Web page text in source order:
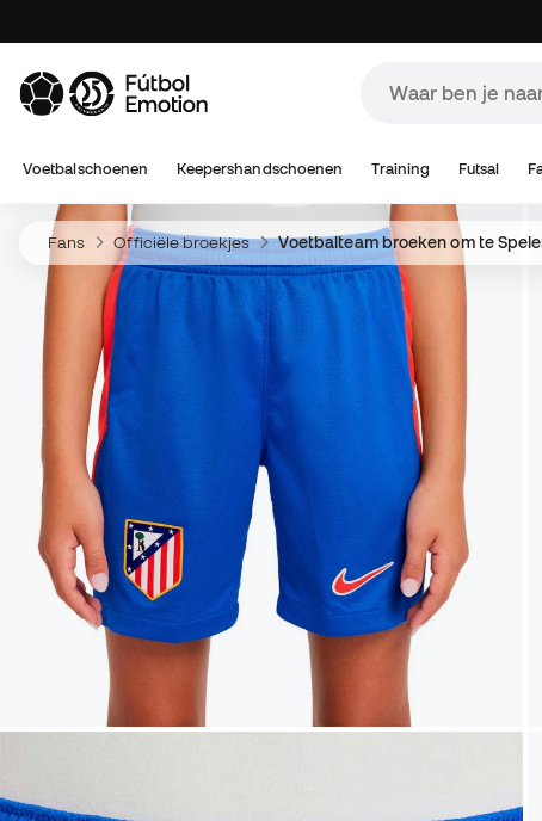
Voetbalschoenen Keepershandschoenen Training Futsal
Fans Officiële broekjes Voetbalteam broeken om te